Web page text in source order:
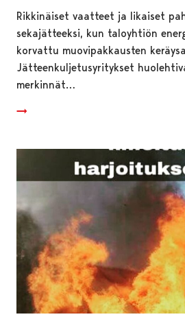
Rikkinäiset vaatteet ja likaiset
sekajätteeksi, kun taloyhtiön
korvattu muovipakkausten
Jätteenkuljetusyritykset
merkinnät…